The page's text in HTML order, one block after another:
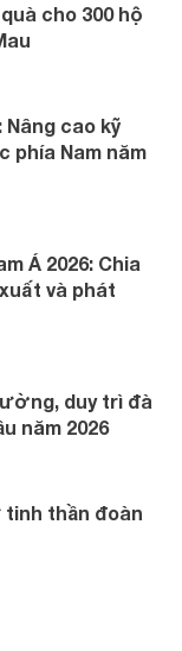
cho 300 hộ
Nâng cao kỹ
phía Nam năm
Á 2026: Chia
và phát
duy trì đà
năm 2026
tinh thần đoàn